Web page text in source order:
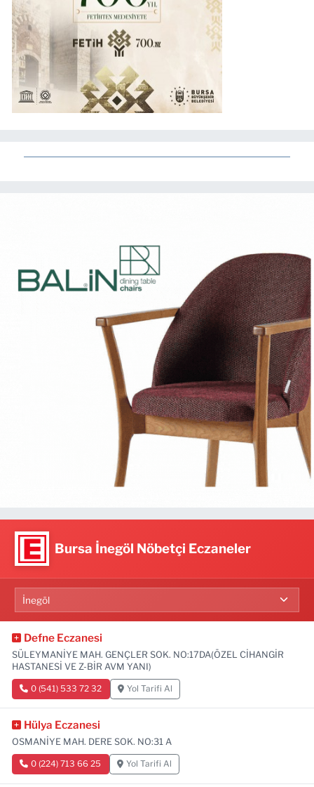
Bursa İnegöl Nöbetçi Eczaneler
Defne Eczanesi
SÜLEYMANİYE MAH. GENÇLER SOK. NO:17DA(ÖZEL CİHANGİR
HASTANESİ VE Z-BİR AVM YANI)
0 (541) 533 72 32 Yol Tarifi Al
Hülya Eczanesi
OSMANİYE MAH. DERE SOK. NO:31 A
0 (224) 713 66 25 Yol Tarifi Al